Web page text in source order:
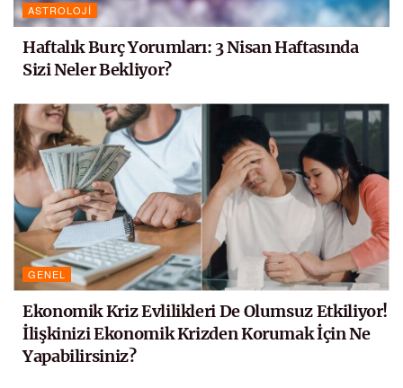
ASTROLOJI
Haftalık Burç Yorumları: 3 Nisan Haftasında
Sizi Neler Bekliyor?
GENEL
Ekonomik Kriz Evlilikleri De Olumsuz Etkiliyor!
İlişkinizi Ekonomik Krizden Korumak İçin Ne
Yapabilirsiniz?